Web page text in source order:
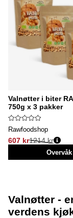
Valnøtter i biter
750g x 3 pakker
Rawfoodshop
607 kr
Vanlig pris:
1214 kr
Overvåk
Valnøtter -
verdens